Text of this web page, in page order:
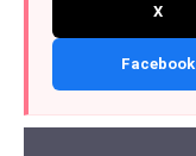
X
Facebook